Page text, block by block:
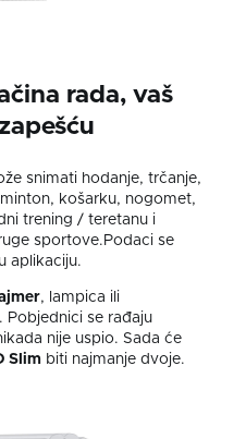
rada, vaš
snimati hodanje, trčanje,
košarku, nogomet,
trening / teretanu i
sportove.Podaci se
aplikaciju.
, lampica ili
Pobjednici se rađaju
nije uspio. Sada će
Slim biti najmanje dvoje.